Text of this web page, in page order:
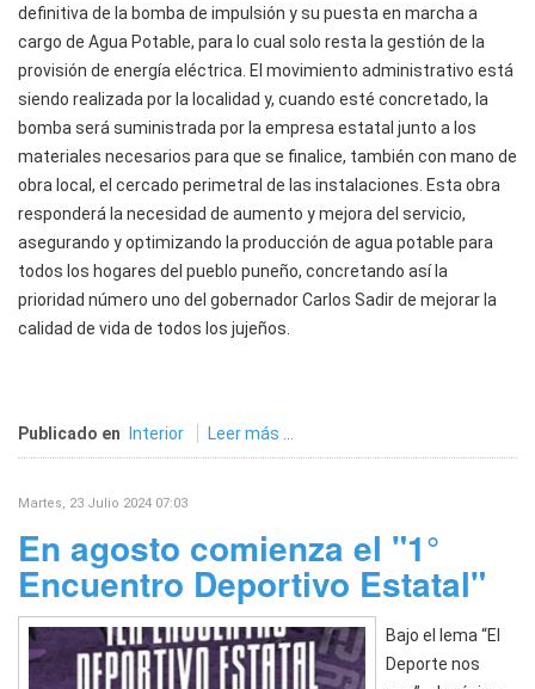
definitiva de la bomba de impulsión y su puesta en marcha a
cargo de Agua Potable, para lo cual solo resta la gestión de la
provisión de energía eléctrica. El movimiento administrativo está
siendo realizada por la localidad y, cuando esté concretado, la
bomba será suministrada por la empresa estatal junto a los
materiales necesarios para que se finalice, también con mano de
obra local, el cercado perimetral de las instalaciones. Esta obra
responderá la necesidad de aumento y mejora del servicio,
asegurando y optimizando la producción de agua potable para
todos los hogares del pueblo puneño, concretando así la
prioridad número uno del gobernador Carlos Sadir de mejorar la
calidad de vida de todos los jujeños.
Publicado en Interior Leer más ...
Martes, 23 Julio 2024 07:03
En agosto comienza el "1°
Encuentro Deportivo Estatal"
Bajo el lema “El
Deporte nos